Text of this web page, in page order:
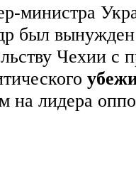
министра
был
Чехии с
на лидера